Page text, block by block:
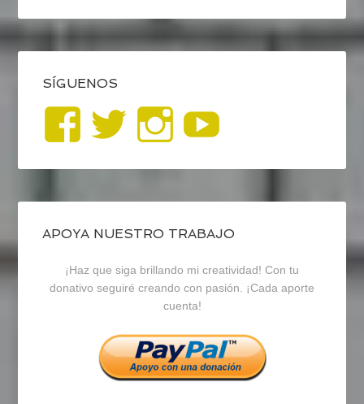
SÍGUENOS
Ver
perfil
de
blogrecursosep
en
Facebook
Ver
perfil
de
recursosep
en
Twitter
Ver
perfil
de
recursosep
en
Instagram
APOYA NUESTRO TRABAJO
¡Haz que siga brillando mi creatividad! Con tu
donativo seguiré creando con pasión. ¡Cada aporte
cuenta!